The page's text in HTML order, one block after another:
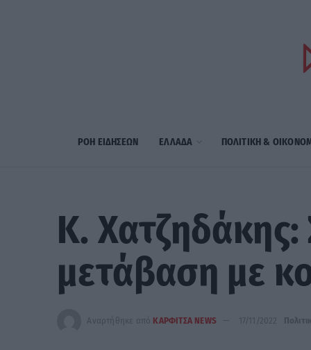
ΡΟΗ ΕΙΔΗΣΕΩΝ ΕΛΛΑΔΑ ΠΟΛΙΤΙΚΗ &
Κ. Χατζηδάκης:
μετάβαση με
Αναρτήθηκε από ΚΑΡΦΙΤΣΑ NEWS 17/11/2022